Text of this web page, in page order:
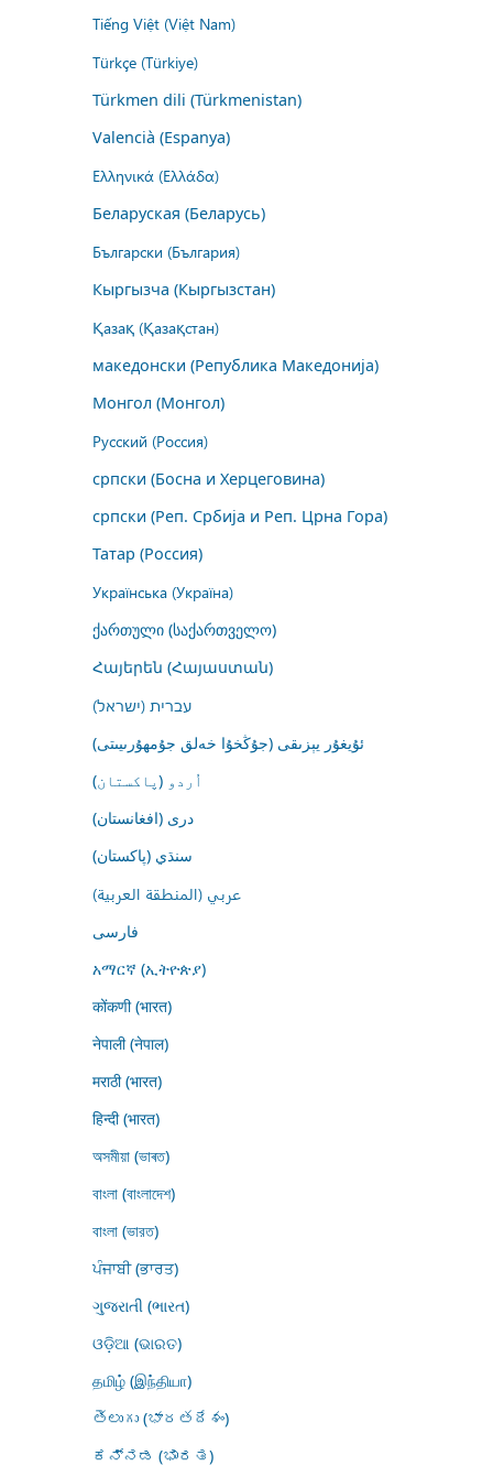
Tiếng Việt (Việt Nam)
Türkçe (Türkiye)
Türkmen dili (Türkmenistan)
Valencià (Espanya)
Ελληνικά (Ελλάδα)
Беларуская (Беларусь)
Български (България)
Кыргызча (Кыргызстан)
Қазақ (Қазақстан)
македонски (Република Македонија)
Монгол (Монгол)
Русский (Россия)
српски (Босна и Херцеговина)
српски (Реп. Србија и Реп. Црна Гора)
Татар (Россия)
Українська (Україна)
ქართული (საქართველო)
Հայերեն (Հայաստան)
עברית (ישראל)
ئۇيغۇر يېزىقى (جۇڭخۇا خەلق جۇمھۇرىيىتى)
اُردو (پاکستان)
درى (افغانستان)
سنڌي (پاکستان)
عربي (المنطقة العربية)
فارسى
አማርኛ (ኢትዮጵያ)
कोंकणी (भारत)
नेपाली (नेपाल)
मराठी (भारत)
हिन्दी (भारत)
অসমীয়া (ভাৰত)
বাংলা (বাংলাদেশ)
বাংলা (ভারত)
ਪੰਜਾਬੀ (ਭਾਰਤ)
ગુજરાતી (ભારત)
ଓଡ଼ିଆ (ଭାରତ)
தமிழ் (இந்தியா)
తెలుగు (భారతదేశం)
ಕನ್ನಡ (ಭಾರತ)